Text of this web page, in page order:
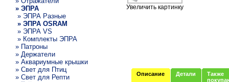
» ЭПРА
» ЭПРА Разные
» ЭПРА OSRAM
» ЭПРА VS
» Комплекты ЭПРА
» Патроны
» Держатели
» Аквариумные крышки
» Свет для Птиц
» Свет для Репти
Увеличить картинку
Описание Детали
Также